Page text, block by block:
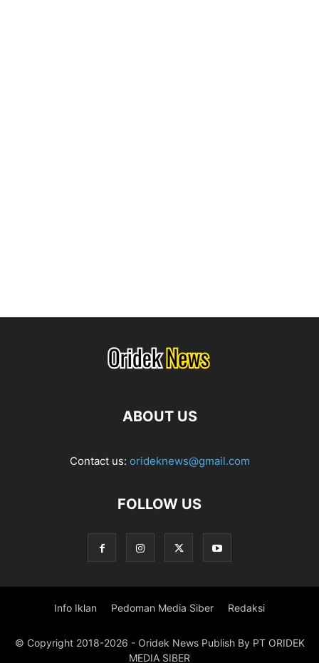
ABOUT US
Contact us: orideknews@gmail.com
FOLLOW US
Info Iklan Pedoman Media Siber Redaksi
© Copyright 2018-2026 - Oridek News Publish By PT ORIDEK
MEDIA SIBER